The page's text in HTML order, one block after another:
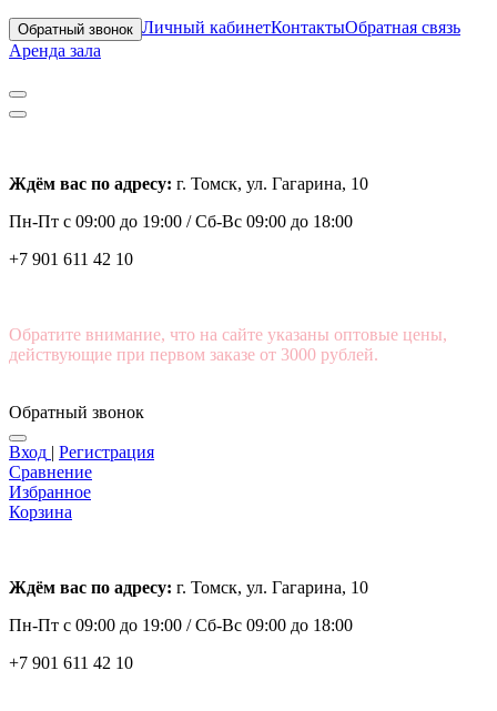
Обратный звонок Личный кабинетКонтактыОбратная связь
Аренда зала
Ждём вас по адресу: г. Томск, ул. Гагарина, 10
Пн-Пт с 09:00 до 19:00 /Сб-Вс 09:00 до 18:00
+7 901 611 42 10
Обратите внимание, что на сайте указаны оптовые цены,
действующие при первом заказе от 3000 рублей.
Обратный звонок
Вход | Регистрация
Сравнение
Избранное
Корзина
Ждём вас по адресу: г. Томск, ул. Гагарина, 10
Пн-Пт с 09:00 до 19:00 /Сб-Вс 09:00 до 18:00
+7 901 611 42 10